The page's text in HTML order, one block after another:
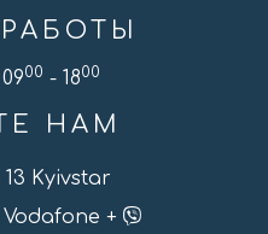
00 - 1800
НАМ
13 Kyivstar
Vodafone +